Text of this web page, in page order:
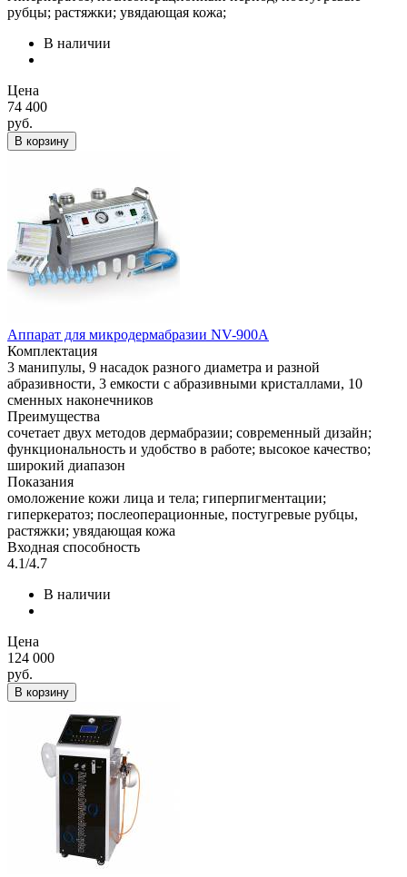
рубцы; растяжки; увядающая кожа;
В наличии
Цена
74 400
руб.
В корзину
Аппарат для микродермабразии NV-900A
Комплектация
3 манипулы, 9 насадок разного диаметра и разной
абразивности, 3 емкости с абразивными кристаллами, 10
сменных наконечников
Преимущества
сочетает двух методов дермабразии; современный дизайн;
функциональность и удобство в работе; высокое качество;
широкий диапазон
Показания
омоложение кожи лица и тела; гиперпигментации;
гиперкератоз; послеоперационные, постугревые рубцы,
растяжки; увядающая кожа
Входная способность
4.1/4.7
В наличии
Цена
124 000
руб.
В корзину